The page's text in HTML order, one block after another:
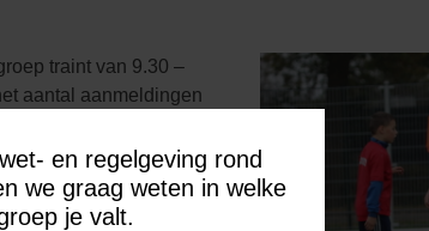
en regelgeving rond
we graag weten in welke
je valt.
traint van 9.30 –
aantal aanmeldingen
tijdig via het